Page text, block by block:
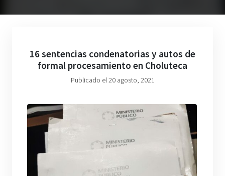
16 sentencias condenatorias y autos de
formal procesamiento en Choluteca
Publicado el 20 agosto, 2021